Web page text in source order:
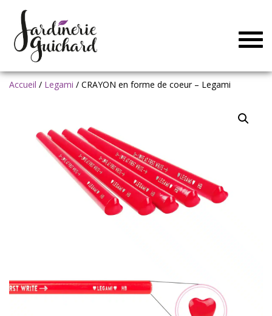
Accueil / Legami / CRAYON en forme de coeur – Legami